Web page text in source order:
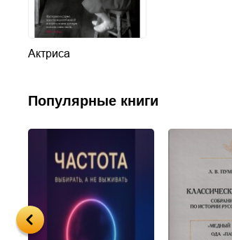
Актриса
Популярные книги